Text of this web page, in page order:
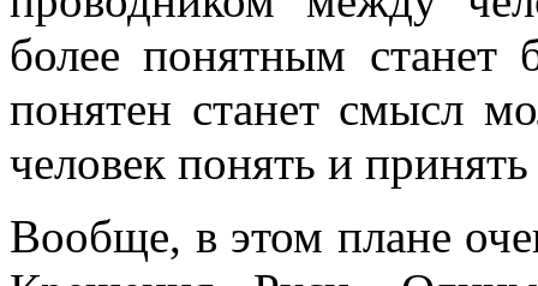
более понятным станет
понятен станет смысл
человек понять и
Вообще, в этом плане